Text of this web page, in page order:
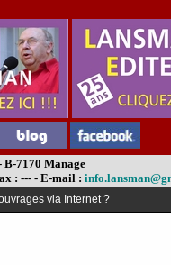
B-7170 Manage
: --- - E-mail :
via Internet ?